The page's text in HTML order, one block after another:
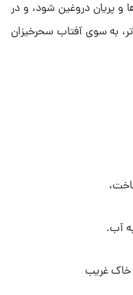
پریان دروغین شود، و در
به سوی آفتاب سحرخیزان
آب.
خاک غریب